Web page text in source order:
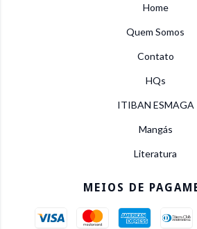
Home
Quem Somos
Contato
HQs
ITIBAN ESMAGA
Mangás
Literatura
MEIOS DE